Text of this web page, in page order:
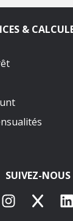
&
SUIVEZ-NOUS
Instagram
X